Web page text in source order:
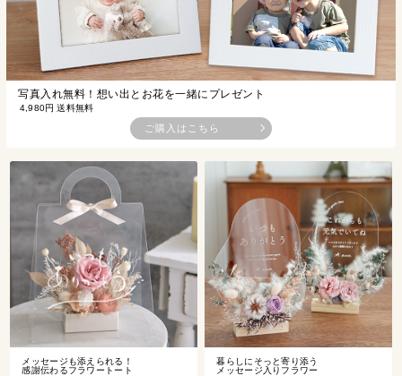
写真入れ無料！想い出とお花を一緒にプレゼント
4,980円 送料無料
ご購入はこちら
メッセージも添えられる！
感謝伝わるフラワートート
暮らしにそっと寄り添う
メッセージ入りフラワー